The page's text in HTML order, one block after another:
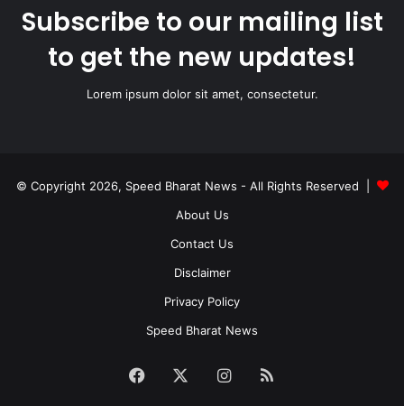
Subscribe to our mailing list
to get the new updates!
Lorem ipsum dolor sit amet, consectetur.
© Copyright 2026, Speed Bharat News - All Rights Reserved |
About Us
Contact Us
Disclaimer
Privacy Policy
Speed Bharat News
Facebook Instagram
RSS